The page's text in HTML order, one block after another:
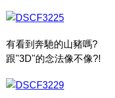
有看到奔馳的山豬嗎?
跟"3D"的念法像不像?!